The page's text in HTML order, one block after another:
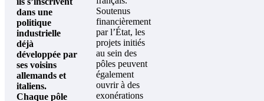
dans une
politique
industrielle
déjà
développée par
ses voisins
allemands et
italiens.
Chaque pôle
Soutenus
financièrement
par l’État, les
projets initiés
au sein des
pôles peuvent
également
ouvrir à des
exonérations